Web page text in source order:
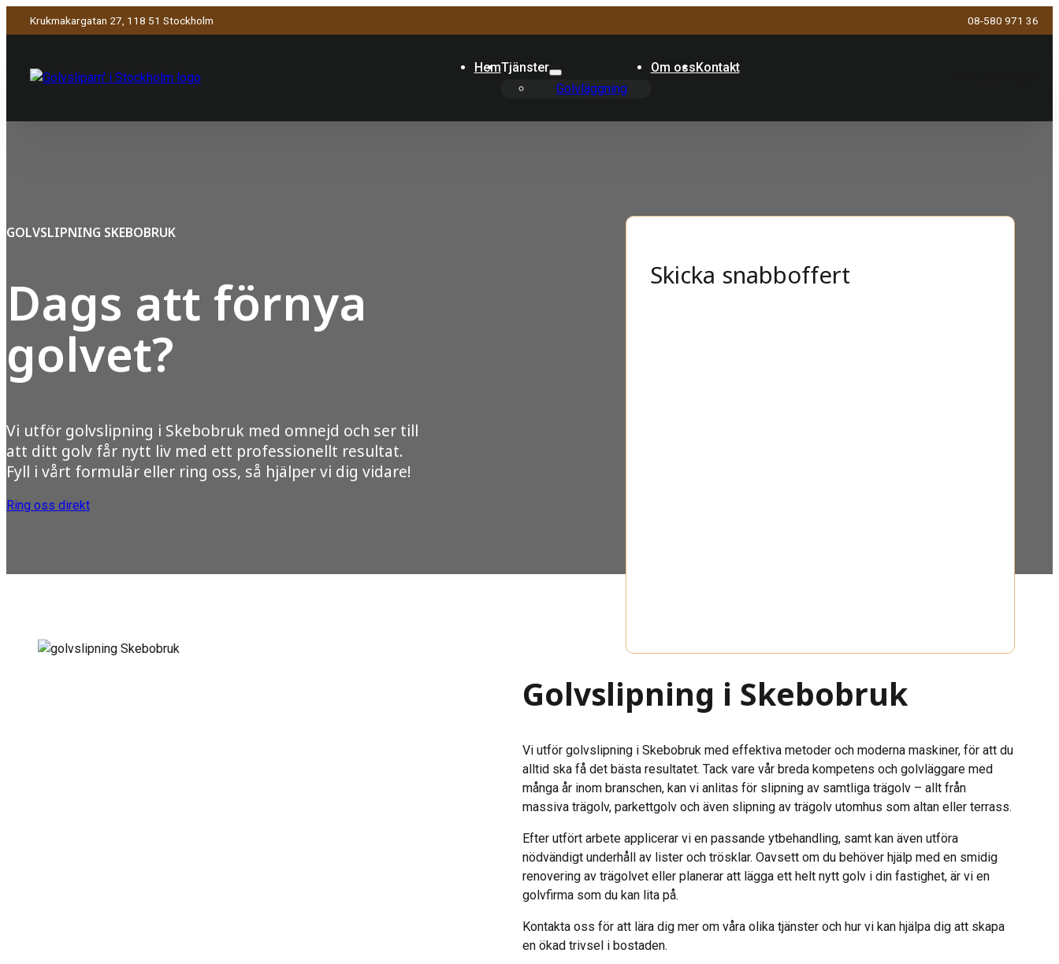
Krukmakargatan 27, 118 51 Stockholm 08-580 971 36
HemTjänster
Golvläggning
Om ossKontakt
GOLVSLIPNING SKEBOBRUK
Dags att förnya
golvet?
Vi utför golvslipning i Skebobruk med omnejd och ser till
att ditt golv får nytt liv med ett professionellt resultat.
Fyll i vårt formulär eller ring oss, så hjälper vi dig vidare!
Ring oss direkt
Skicka snabboffert
Golvslipning i Skebobruk
Vi utför golvslipning i Skebobruk med effektiva metoder och moderna maskiner, för att du
alltid ska få det bästa resultatet. Tack vare vår breda kompetens och golvläggare med
många år inom branschen, kan vi anlitas för slipning av samtliga trägolv – allt från
massiva trägolv, parkettgolv och även slipning av trägolv utomhus som altan eller terrass.
Efter utfört arbete applicerar vi en passande ytbehandling, samt kan även utföra
nödvändigt underhåll av lister och trösklar. Oavsett om du behöver hjälp med en smidig
renovering av trägolvet eller planerar att lägga ett helt nytt golv i din fastighet, är vi en
golvfirma som du kan lita på.
Kontakta oss för att lära dig mer om våra olika tjänster och hur vi kan hjälpa dig att skapa
en ökad trivsel i bostaden.